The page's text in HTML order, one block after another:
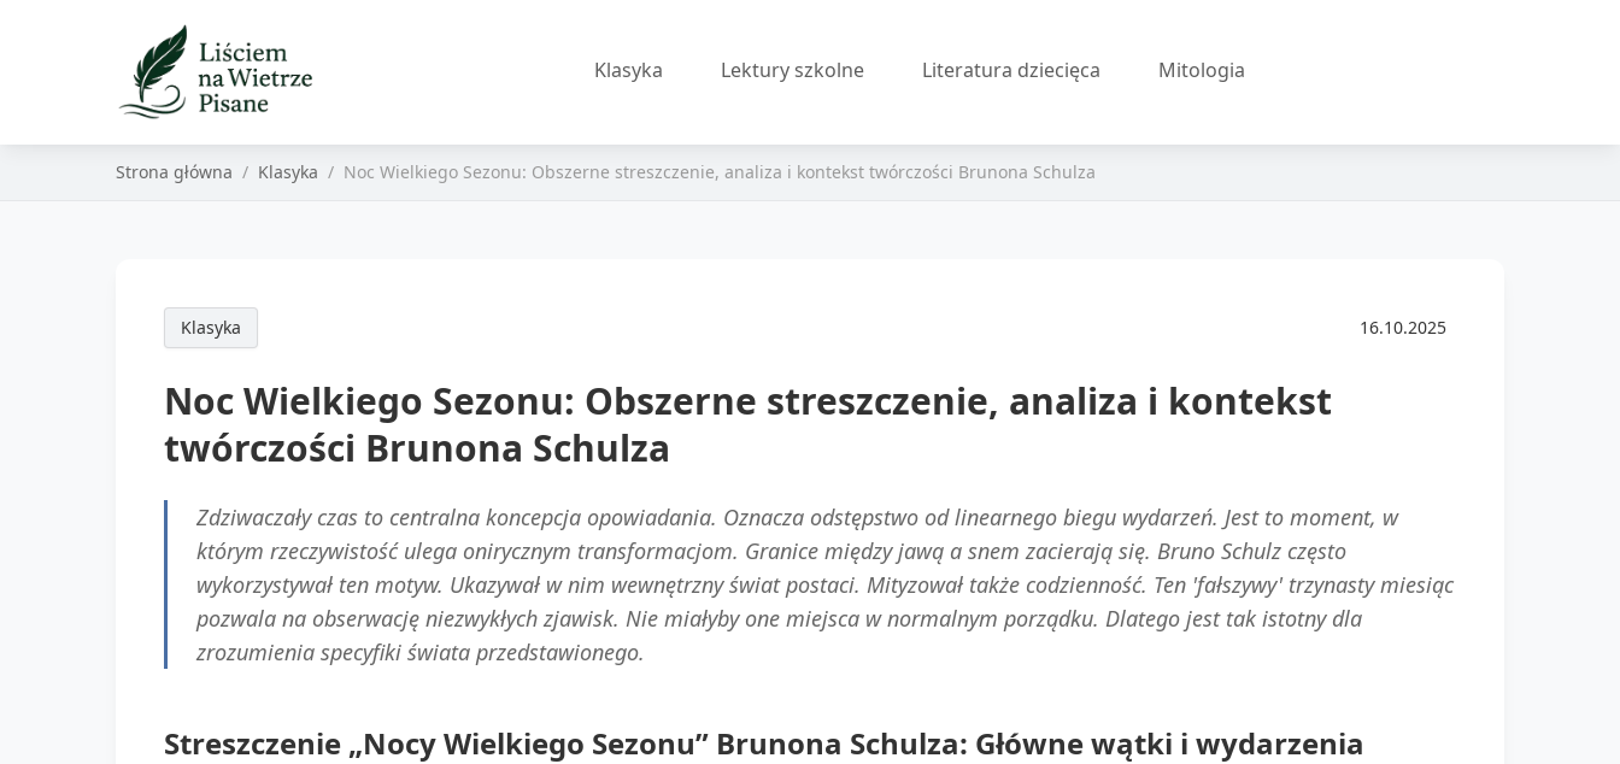
Klasyka Lektury szkolne Literatura dziecięca Mitologia
Strona główna Klasyka Noc Wielkiego Sezonu: Obszerne streszczenie, analiza i kontekst twórczości Brunona Schulza
Klasyka 16.10.2025
Noc Wielkiego Sezonu: Obszerne streszczenie, analiza i kontekst
twórczości Brunona Schulza
Zdziwaczały czas to centralna koncepcja opowiadania. Oznacza odstępstwo od linearnego biegu wydarzeń. Jest to moment, w
którym rzeczywistość ulega onirycznym transformacjom. Granice między jawą a snem zacierają się. Bruno Schulz często
wykorzystywał ten motyw. Ukazywał w nim wewnętrzny świat postaci. Mityzował także codzienność. Ten 'fałszywy' trzynasty miesiąc
pozwala na obserwację niezwykłych zjawisk. Nie miałyby one miejsca w normalnym porządku. Dlatego jest tak istotny dla
zrozumienia specyfiki świata przedstawionego.
Streszczenie „Nocy Wielkiego Sezonu” Brunona Schulza: Główne wątki i wydarzenia